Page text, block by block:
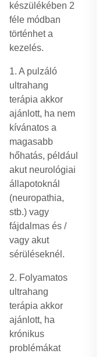
készülékében 2
féle módban
történhet a
kezelés.
1. A pulzáló
ultrahang
terápia akkor
ajánlott, ha nem
kívánatos a
magasabb
hőhatás, például
akut neurológiai
állapotoknál
(neuropathia,
stb.) vagy
fájdalmas és /
vagy akut
sérüléseknél.
2. Folyamatos
ultrahang
terápia akkor
ajánlott, ha
krónikus
problémákat